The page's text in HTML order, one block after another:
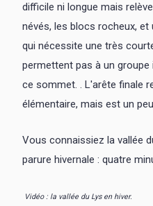
difficile ni longue mais
névés, les blocs rocheux,
qui nécessite une très
permettent pas à un groupe
ce sommet. . L'arête finale
élémentaire, mais est un
Vous connaissiez la vallée
parure hivernale : quatre
Vidéo : la vallée du Lys en hiver.